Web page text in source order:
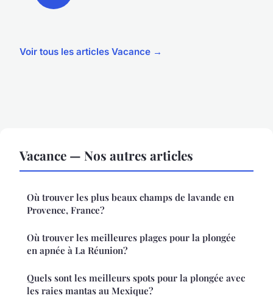
Voir tous les articles Vacance →
Vacance — Nos autres articles
Où trouver les plus beaux champs de lavande en
Provence, France?
Où trouver les meilleures plages pour la plongée
en apnée à La Réunion?
Quels sont les meilleurs spots pour la plongée avec
les raies mantas au Mexique?